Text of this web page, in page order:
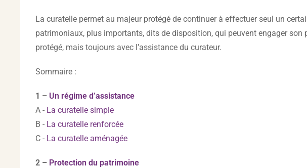
La curatelle permet au majeur protégé de continuer à effectuer seul un
patrimoniaux, plus importants, dits de disposition, qui peuvent engager
protégé, mais toujours avec l’assistance du curateur.
Sommaire :
1 – Un régime d’assistance
A - La curatelle simple
B - La curatelle renforcée
C - La curatelle aménagée
2 – Protection du patrimoine